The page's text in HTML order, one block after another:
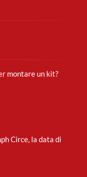
montare un kit?
Circe, la data di